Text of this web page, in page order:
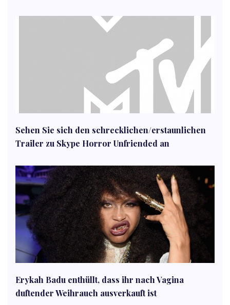
Sehen Sie sich den schrecklichen/erstaunlichen
Trailer zu Skype Horror Unfriended an
Erykah Badu enthüllt, dass ihr nach Vagina
duftender Weihrauch ausverkauft ist